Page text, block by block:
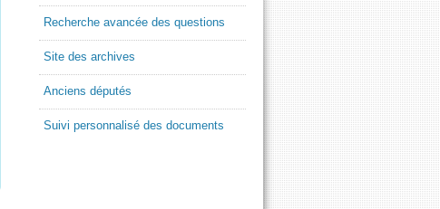
Recherche avancée des questions
Site des archives
Anciens députés
Suivi personnalisé des documents